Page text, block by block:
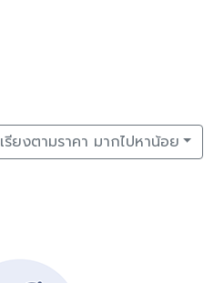
เรียงตามราคา มากไปหาน้อย